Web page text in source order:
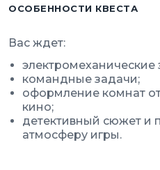
ОСОБЕННОСТИ КВЕСТА
Вас ждет:
электромеханические
командные задачи;
оформление комнат
кино;
детективный сюжет и
атмосферу игры.